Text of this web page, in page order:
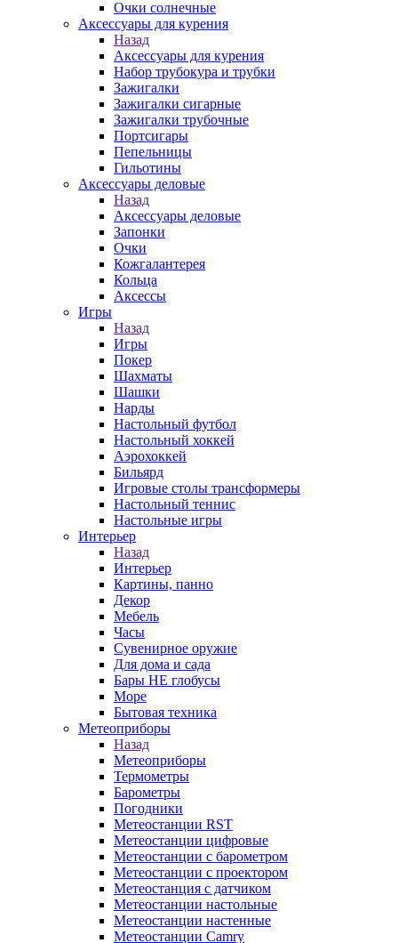
Очки солнечные
Аксессуары для курения
Назад
Аксессуары для курения
Набор трубокура и трубки
Зажигалки
Зажигалки сигарные
Зажигалки трубочные
Портсигары
Пепельницы
Гильотины
Аксессуары деловые
Назад
Аксессуары деловые
Запонки
Очки
Кожгалантерея
Кольца
Аксессы
Игры
Назад
Игры
Покер
Шахматы
Шашки
Нарды
Настольный футбол
Настольный хоккей
Аэрохоккей
Бильярд
Игровые столы трансформеры
Настольный теннис
Настольные игры
Интерьер
Назад
Интерьер
Картины, панно
Декор
Мебель
Часы
Сувенирное оружие
Для дома и сада
Бары НЕ глобусы
Море
Бытовая техника
Метеоприборы
Назад
Метеоприборы
Термометры
Барометры
Погодники
Метеостанции RST
Метеостанции цифровые
Метеостанции с барометром
Метеостанции с проектором
Метеостанция с датчиком
Метеостанции настольные
Метеостанции настенные
Метеостанции Camry